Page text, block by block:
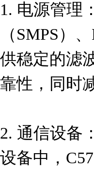
1. 电源管理
（SMPS）
供稳定的滤
靠性，同时
2. 通信设备
设备中，